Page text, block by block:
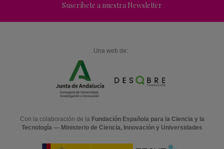
Suscríbete a nuestra Newsletter
Una web de:
Con la colaboración de la Fundación Española para la Ciencia y la
Tecnología — Ministerio de Ciencia, Innovación y Universidades